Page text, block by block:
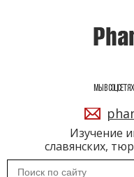
Изучение
славянских,
МЫ В